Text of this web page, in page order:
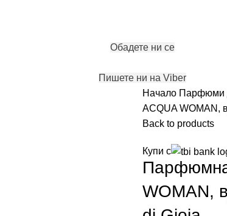
Обадете ни се
Пишете ни на Viber
Начало Парфюми
ACQUA WOMAN,
Back to products
Купи с
Парфюмна
WOMAN,